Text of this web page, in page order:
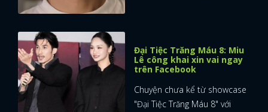
Đại Tiệc Trăng Máu 8: Miu
Lê công khai xin vai ngay
trên Facebook
Chuyện chưa kể từ showcase
"Đại Tiệc Trăng Máu 8" với